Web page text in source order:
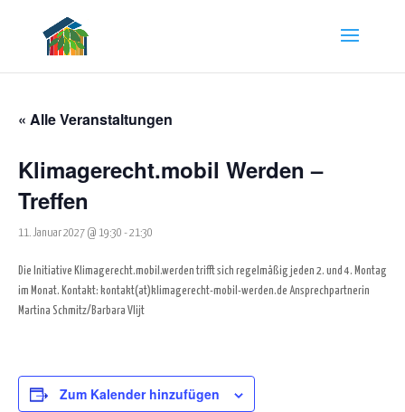
« Alle Veranstaltungen
Klimagerecht.mobil Werden –
Treffen
11. Januar 2027 @ 19:30 -21:30
Die Initiative Klimagerecht.mobil.werden trifft sich regelmäßig jeden 2. und 4. Montag
im Monat. Kontakt: kontakt(at)klimagerecht-mobil-werden.de Ansprechpartnerin
Martina Schmitz/Barbara Vlijt
Zum Kalender hinzufügen